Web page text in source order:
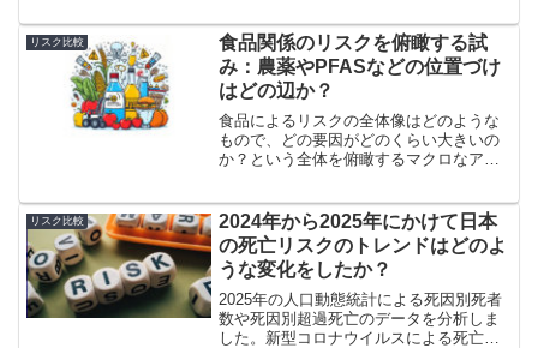
きるほど低くはありませんが、それほど
心配するレベルでもなさそうです。
リスク比較
食品関係のリスクを俯瞰する試
み：農薬やPFASなどの位置づけ
はどの辺か？
食品によるリスクの全体像はどのような
もので、どの要因がどのくらい大きいの
か？という全体を俯瞰するマクロなアプ
のリスクを俯瞰します。農薬やPFASなど
話題の化学物質の位置付けも併せて示し
ます。
リスク比較
2024年から2025年にかけて日本
の死亡リスクのトレンドはどのよ
うな変化をしたか？
2025年の人口動態統計による死因別死者
数や死因別超過死亡のデータを分析しま
した。新型コロナウイルスによる死亡率